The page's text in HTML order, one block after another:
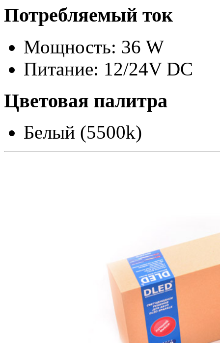
Потребляемый ток
Мощность: 36 W
Питание: 12/24V DC
Цветовая палитра
Белый (5500k)